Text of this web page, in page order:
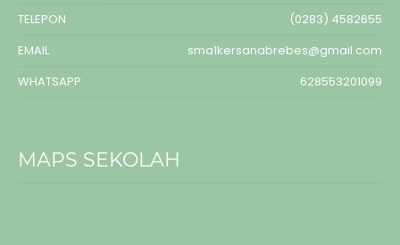
TELEPON
(0283) 4582655
EMAIL
sma1kersanabrebes@gmail.com
WHATSAPP
628553201099
MAPS SEKOLAH